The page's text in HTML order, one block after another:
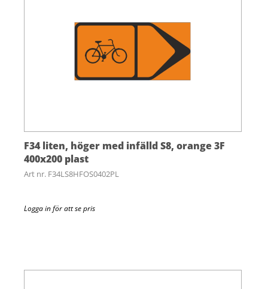
F34 liten, höger med infälld S8, orange 3F
400x200 plast
Art nr. F34LS8HFOS0402PL
Logga in för att se pris